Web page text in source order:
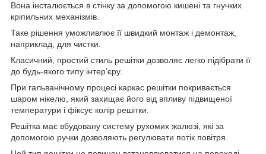
Вона інсталюється в стінку за допомогою кишені та гнучких
кріпильних механізмів.
Таке рішення уможливлює її швидкий монтаж і демонтаж,
наприклад, для чистки.
Класичний, простий стиль решітки дозволяє легко підібрати її
до будь-якого типу інтер’єру.
При гальванічному процесі каркас решітки покривається
шаром нікелю, який захищає його від впливу підвищеної
температури і фіксує колір решітки.
Решітка має вбудовану систему рухомих жалюзі, які за
допомогою ручки дозволяють регулювати потік повітря.